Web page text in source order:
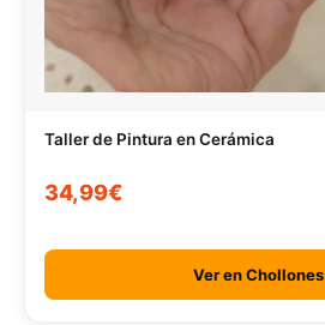
Taller de Pintura en Cerámica
34,99€
Ver en Chollones